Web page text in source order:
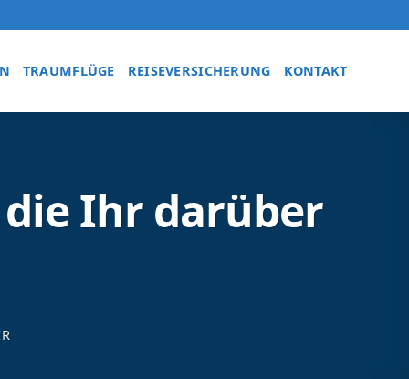
TRAUMFLÜGE REISEVERSICHERUNG KONTAKT
Ihr darüber